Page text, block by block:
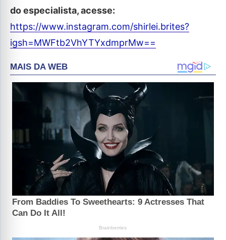
do especialista, acesse:
https://www.instagram.com/shirlei.brites?
igsh=MWFtb2VhYTYxdmprMw==